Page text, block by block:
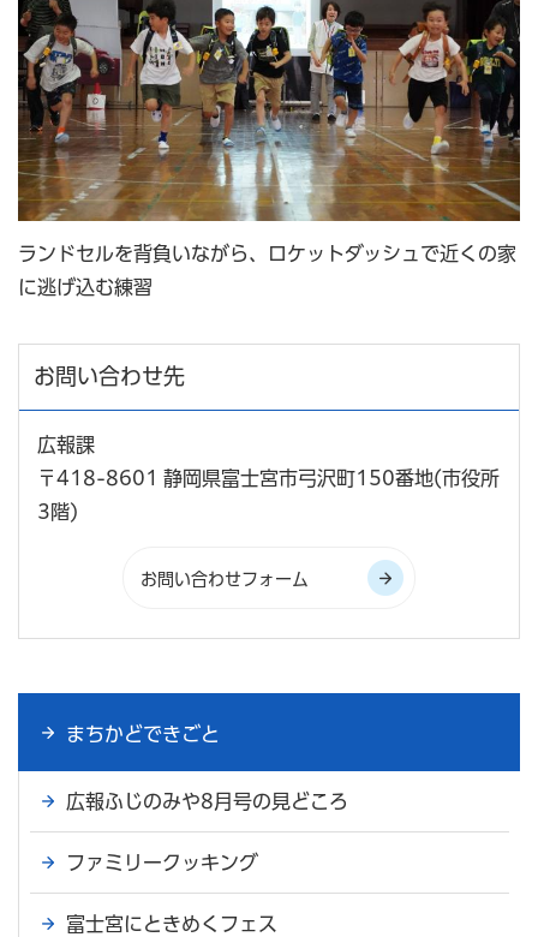
ランドセルを背負いながら、ロケットダッシュで近くの家
に逃げ込む練習
お問い合わせ先
広報課
〒418-8601 静岡県富士宮市弓沢町150番地(市役所
3階)
まちかどできごと
広報ふじのみや8月号の見どころ
ファミリークッキング
富士宮にときめくフェス